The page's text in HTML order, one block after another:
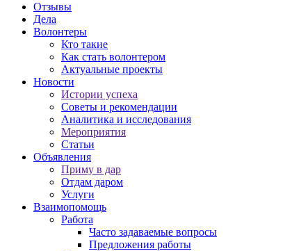
Отзывы
Дела
Волонтеры
Кто такие
Как стать волонтером
Актуальные проекты
Новости
Истории успеха
Советы и рекомендации
Аналитика и исследования
Мероприятия
Статьи
Объявления
Приму в дар
Отдам даром
Услуги
Взаимопомощь
Работа
Часто задаваемые вопросы
Предложения работы